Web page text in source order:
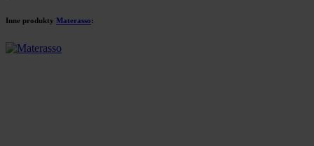
Inne produkty Materasso: